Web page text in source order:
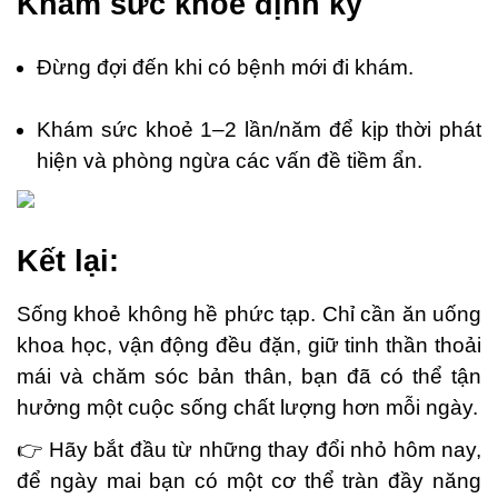
Đừng đợi đến khi có bệnh mới đi khám.
Khám sức khoẻ 1–2 lần/năm để kịp thời phát
hiện và phòng ngừa các vấn đề tiềm ẩn.
Kết lại:
Sống khoẻ không hề phức tạp. Chỉ cần ăn uống
khoa học, vận động đều đặn, giữ tinh thần thoải
mái và chăm sóc bản thân, bạn đã có thể tận
hưởng một cuộc sống chất lượng hơn mỗi ngày.
👉 Hãy bắt đầu từ những thay đổi nhỏ hôm nay,
để ngày mai bạn có một cơ thể tràn đầy năng